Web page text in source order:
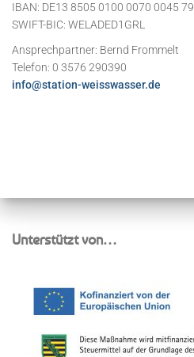
IBAN: DE13 8505 0100 0070 0045 79
SWIFT-BIC: WELADED1GRL
Ansprechpartner: Bernd Frommelt
Telefon: 0 3576 290390
info@station-weisswasser.de
Unterstützt von…